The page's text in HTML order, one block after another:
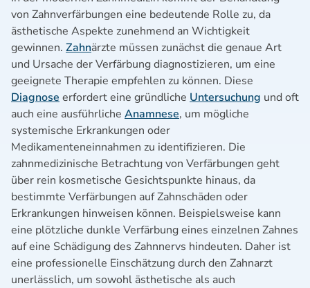
von Zahnverfärbungen eine bedeutende Rolle zu, da
ästhetische Aspekte zunehmend an Wichtigkeit
gewinnen. Zahnärzte müssen zunächst die genaue Art
und Ursache der Verfärbung diagnostizieren, um eine
geeignete Therapie empfehlen zu können. Diese
Diagnose erfordert eine gründliche Untersuchung und oft
auch eine ausführliche Anamnese, um mögliche
systemische Erkrankungen oder
Medikamenteneinnahmen zu identifizieren. Die
zahnmedizinische Betrachtung von Verfärbungen geht
über rein kosmetische Gesichtspunkte hinaus, da
bestimmte Verfärbungen auf Zahnschäden oder
Erkrankungen hinweisen können. Beispielsweise kann
eine plötzliche dunkle Verfärbung eines einzelnen Zahnes
auf eine Schädigung des Zahnnervs hindeuten. Daher ist
eine professionelle Einschätzung durch den Zahnarzt
unerlässlich, um sowohl ästhetische als auch